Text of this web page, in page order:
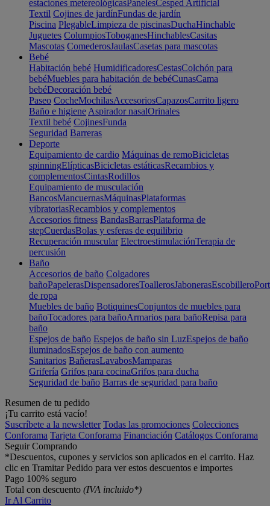
estaciones metereológicasPanelesCesped Artificial
Textil Cojines de jardínFundas de jardín
Piscina PlegableLimpieza de piscinasDuchaHinchable
Juguetes ColumpiosToboganesHinchablesCasitas
Mascotas ComederosJaulasCasetas para mascotas
Bebé
Habitación bebé HumidificadoresCestasColchón para
bebéMuebles para habitación de bebéCunasCama
bebéDecoración bebé
Paseo CocheMochilasAccesoriosCapazosCarrito ligero
Baño e higiene Aspirador nasalOrinales
Textil bebé CojinesFunda
Seguridad Barreras
Deporte
Equipamiento de cardio Máquinas de remoBicicletas
spinningElípticasBicicletas estáticasRecambios y
complementosCintasRodillos
Equipamiento de musculación
BancosMancuernasMáquinasPlataformas
vibratoriasRecambios y complementos
Accesorios fitness BandasBarrasPlataforma de
stepCuerdasBolas y esferas de equilibrio
Recuperación muscular ElectroestimulaciónTerapia de
percusión
Baño
Accesorios de baño Colgadores
bañoPapelerasDispensadoresToallerosJabonerasEscobillero
de ropa
Muebles de baño BotiquinesConjuntos de muebles para
bañoTocadores para bañoArmarios para bañoRepisa para
baño
Espejos de baño Espejos de baño sin LuzEspejos de baño
iluminadosEspejos de baño con aumento
Sanitarios BañerasLavabosMamparas
Grifería Grifos para cocinaGrifos para ducha
Seguridad de baño Barras de seguridad para baño
Resumen de tu pedido
¡Tu carrito está vacío!
Suscríbete a la newsletter Todas las promociones Colecciones
Conforama Tarjeta Conforama Financiación Catálogos Conforama
Seguir Comprando
*Descuentos, cupones y servicios son aplicados en el carrito. Haz
clic en Tramitar Pedido para ver estos descuentos e importes
Pago 100% seguro
Total con descuento (IVA incluido*)
Ir Al Carrito